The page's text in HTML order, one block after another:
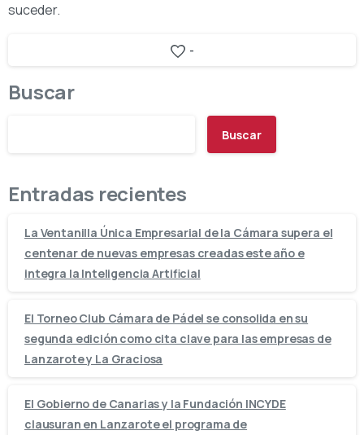
suceder.
-
Buscar
Buscar
Entradas recientes
La Ventanilla Única Empresarial de la Cámara supera el
centenar de nuevas empresas creadas este año e
integra la Inteligencia Artificial
El Torneo Club Cámara de Pádel se consolida en su
segunda edición como cita clave para las empresas de
Lanzarote y La Graciosa
El Gobierno de Canarias y la Fundación INCYDE
clausuran en Lanzarote el programa de